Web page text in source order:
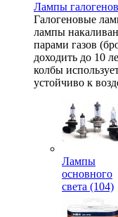
Лампы
Галогеновые
лампы
парами газов
доходить до 10
колбы
устойчиво к
Лампы
основного
света (104)